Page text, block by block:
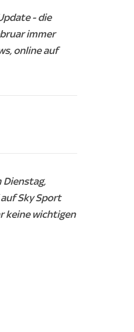
- die
immer
online auf
Dienstag,
Sky Sport
keine wichtigen